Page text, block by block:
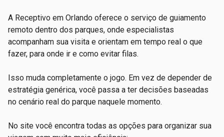
A Receptivo em Orlando oferece o serviço de guiamento
remoto dentro dos parques, onde especialistas
acompanham sua visita e orientam em tempo real o que
fazer, para onde ir e como evitar filas.
Isso muda completamente o jogo. Em vez de depender de
estratégia genérica, você passa a ter decisões baseadas
no cenário real do parque naquele momento.
No site você encontra todas as opções para organizar sua